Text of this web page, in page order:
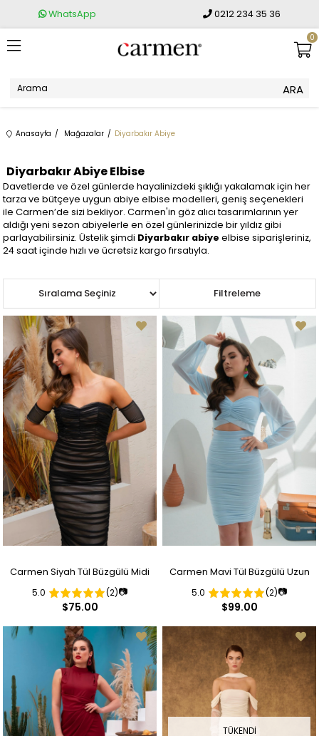
WhatsApp 0212 234 35 36
0
Anasayfa Mağazalar Diyarbakır Abiye
Diyarbakır Abiye Elbise
Davetlerde ve özel günlerde hayalinizdeki şıklığı yakalamak için her
tarza ve bütçeye uygun abiye elbise modelleri, geniş seçenekleri
ile Carmen’de sizi bekliyor. Carmen'in göz alıcı tasarımlarının yer
aldığı yeni sezon abiyelerle en özel günlerinizde bir yıldız gibi
parlayabilirsiniz. Üstelik şimdi Diyarbakır abiye elbise siparişleriniz,
24 saat içinde hızlı ve ücretsiz kargo fırsatıyla.
Filtreleme
Sıralama
Carmen Siyah Tül Büzgülü Midi
Boy Abiye Elbise
5.0 (2)📷
$75.00
Carmen Mavi Tül Büzgülü Uzun
Kollu Midi Boy Abiye Elbise
5.0 (2)📷
$99.00
TÜKENDI